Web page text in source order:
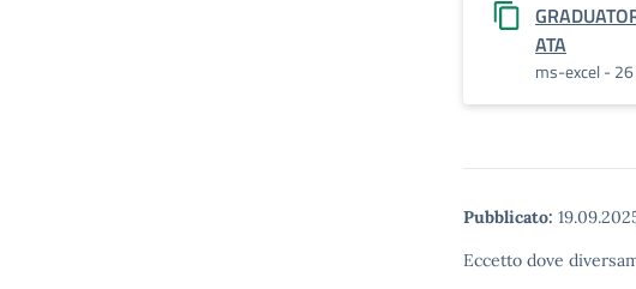
ATA
ms-excel -
Pubblicato:
Eccetto dove